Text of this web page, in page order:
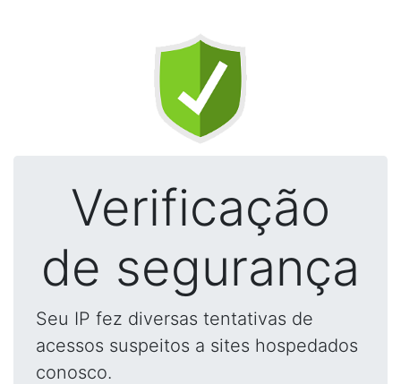
Verificação
de segurança
Seu IP fez diversas tentativas de
acessos suspeitos a sites hospedados
conosco.